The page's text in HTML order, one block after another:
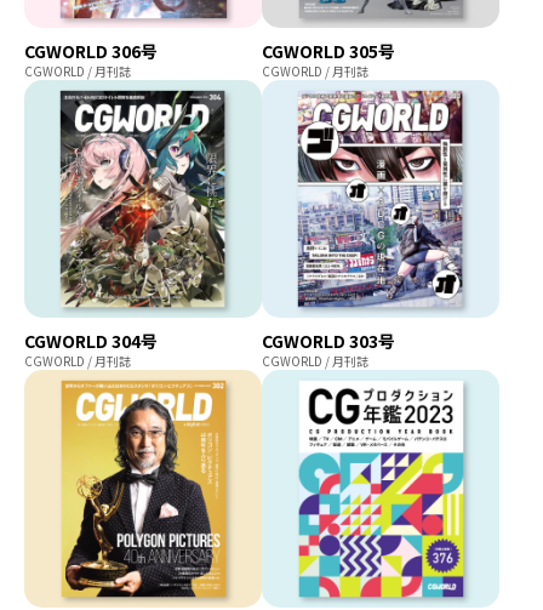
CGWORLD 306号
CGWORLD / 月刊誌
CGWORLD 305号
CGWORLD / 月刊誌
CGWORLD 304号
CGWORLD / 月刊誌
CGWORLD 303号
CGWORLD / 月刊誌